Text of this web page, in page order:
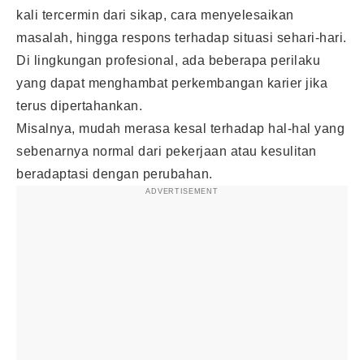
kali tercermin dari sikap, cara menyelesaikan
masalah, hingga respons terhadap situasi sehari-hari.
Di lingkungan profesional, ada beberapa perilaku
yang dapat menghambat perkembangan karier jika
terus dipertahankan.
Misalnya, mudah merasa kesal terhadap hal-hal yang
sebenarnya normal dari pekerjaan atau kesulitan
beradaptasi dengan perubahan.
ADVERTISEMENT